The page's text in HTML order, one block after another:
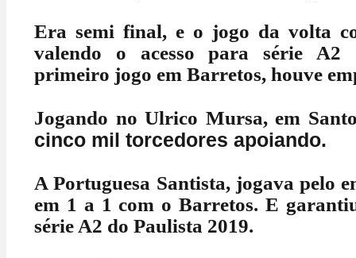
Era semi final, e o jogo da volta
valendo o acesso para série A2
primeiro jogo em Barretos, houve
Jogando no Ulrico Mursa, em
cinco mil torcedores apoiando.
A Portuguesa Santista, jogava pelo
em 1 a 1 com o Barretos. E
série A2 do Paulista 2019.